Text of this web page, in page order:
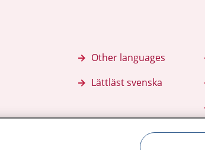
Other languages
Lättläst svenska